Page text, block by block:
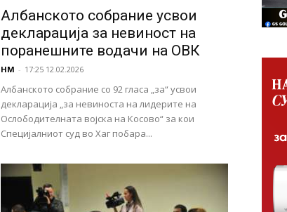
Албанското собрание усвои
декларација за невиност на
поранешните водачи на ОВК
НМ - 17:25 12.02.2026
Албанското собрание со 92 гласа „за“ усвои
декларација „за невиноста на лидерите на
Ослободителната војска на Косово“ за кои
Специјалниот суд во Хаг побара...